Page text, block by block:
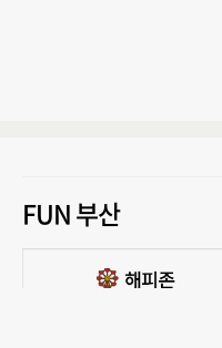
FUN 부산